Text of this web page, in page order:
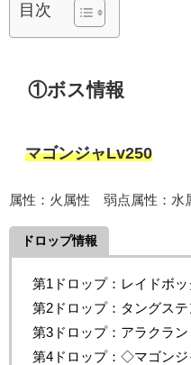
目次
①ボス情報
マゴンジャLv250
属性：火属性 弱点属性：水
ドロップ情報
第1ドロップ：レイドボッ
第2ドロップ：タングステ
第3ドロップ： アラクラン
第4ドロップ：◇マゴン